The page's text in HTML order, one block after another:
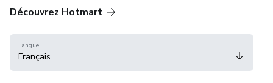
Découvrez Hotmart
Langue
Français